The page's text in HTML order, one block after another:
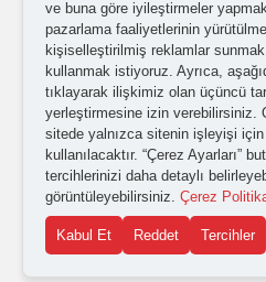
Kurumsal
Distribütörlük, Bayilik
Sertifikalarımız
Teknik Bilgiler
İletişim
Çerez Politikası
ve buna göre iyileştirmeler
pazarlama faaliyetlerinin
kişiselleştirilmiş reklamlar
kullanmak istiyoruz. Ayrıca,
tıklayarak ilişkimiz olan üçüncü
yerleştirmesine izin verebilirsiniz.
sitede yalnızca sitenin işleyişi
kullanılacaktır. “Çerez Ayarları”
tercihlerinizi daha detaylı
görüntüleyebilirsiniz. Çerez
Kabul Et Reddet Tercihler